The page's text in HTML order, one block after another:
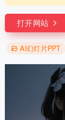
打开网站
AI幻灯片PPT